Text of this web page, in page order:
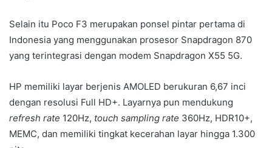
Selain itu Poco F3 merupakan ponsel pintar pertama di
Indonesia yang menggunakan prosesor Snapdragon 870
yang terintegrasi dengan modem Snapdragon X55 5G.
HP memiliki layar berjenis AMOLED berukuran 6,67 inci
dengan resolusi Full HD+. Layarnya pun mendukung
refresh rate 120Hz, touch sampling rate 360Hz, HDR10+,
MEMC, dan memiliki tingkat kecerahan layar hingga 1.300